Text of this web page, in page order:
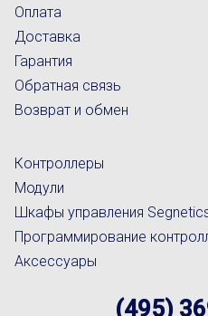
Оплата
Доставка
Гарантия
Обратная связь
Возврат и обмен
Контроллеры
Модули
Шкафы управления
Программирование
Аксессуары
(495)